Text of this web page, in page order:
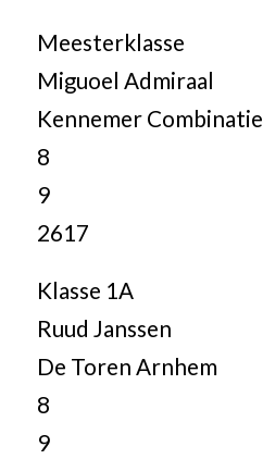
Meesterklasse
Miguoel Admiraal
Kennemer Combinatie
8
9
2617
Klasse 1A
Ruud Janssen
De Toren Arnhem
8
9